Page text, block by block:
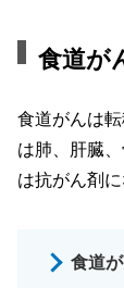
食道が
食道がんは
は肺、肝臓
は抗がん剤に
食道